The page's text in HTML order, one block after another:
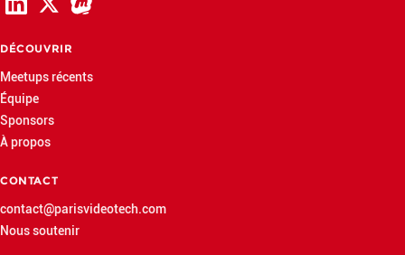
DÉCOUVRIR
Meetups récents
Équipe
Sponsors
À propos
CONTACT
contact@parisvideotech.com
Nous soutenir